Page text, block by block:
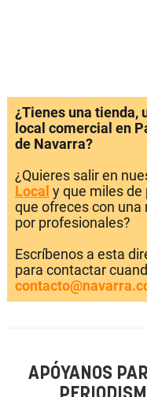
¿Tienes una tienda,
local comercial en
de Navarra?
¿Quieres salir en
Local y que miles
que ofreces con
por profesionales?
Escríbenos a esta
para contactar
APÓYANOS